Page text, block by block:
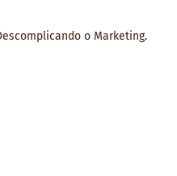
o Marketing.